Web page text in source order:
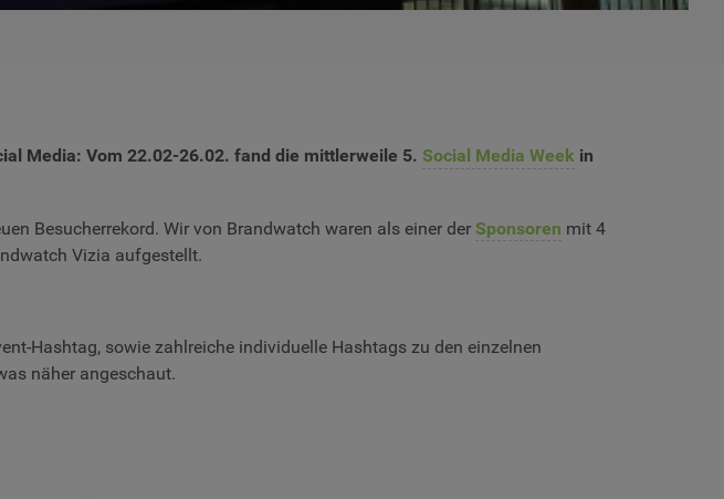
Media: Vom 22.02-26.02. fand die mittlerweile 5. Social Media Week in
Besucherrekord. Wir von Brandwatch waren als einer der Sponsoren mit 4
Vizia aufgestellt.
Hashtag, sowie zahlreiche individuelle Hashtags zu den einzelnen
näher angeschaut.